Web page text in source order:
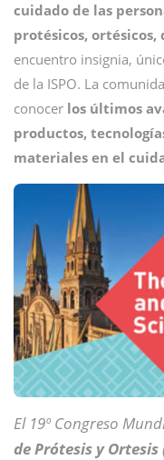
cuidado de las
protésicos,
encuentro insignia,
de la ISPO. La
conocer los últimos
productos,
materiales en el
El 19º Congreso
de Prótesis y Ortesis